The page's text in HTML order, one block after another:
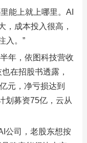
能上就上哪里。AI
，成本投入很高，
入。”
年，依图科技营收
在招股书透露，
元，净亏损达到
划募资75亿，云从
公司，老股东想按